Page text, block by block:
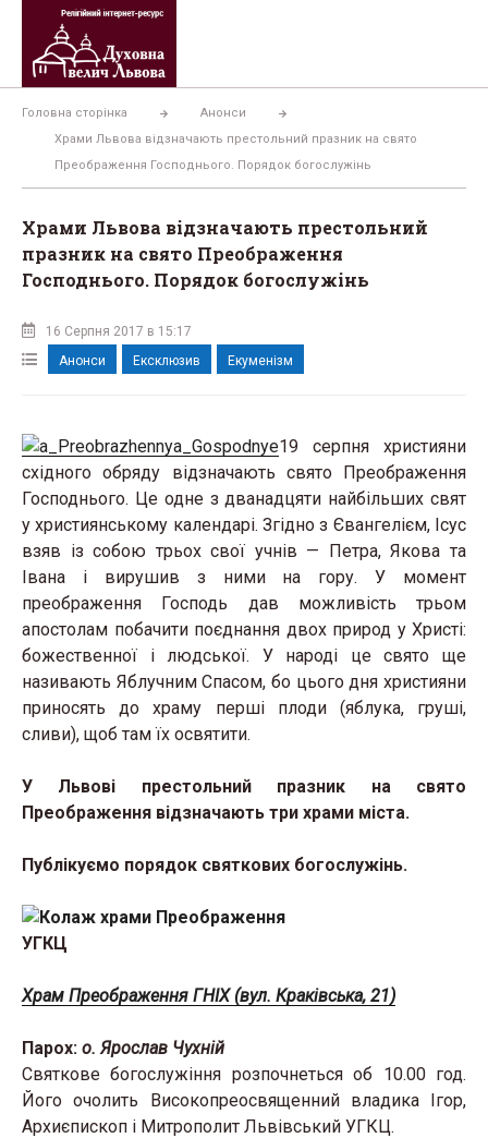
Перейти
вмісту
Головна сторінка
Анонси
Храми Львова відзначають престольний празник на свято
Преображення Господнього. Порядок богослужінь
Храми Львова відзначають престольний
празник на свято Преображення
Господнього. Порядок богослужінь
16 Серпня 2017 в 15:17
Анонси
Ексклюзив Екуменізм
19 серпня християни
східного обряду відзначають свято Преображення
Господнього. Це одне з дванадцяти найбільших свят
у християнському календарі. Згідно з Євангелієм, Ісус
взяв із собою трьох свої учнів — Петра, Якова та
Івана і вирушив з ними на гору. У момент
преображення Господь дав можливість трьом
апостолам побачити поєднання двох природ у Христі:
божественної і людської. У народі це свято ще
називають Яблучним Спасом, бо цього дня християни
приносять до храму перші плоди (яблука, груші,
сливи), щоб там їх освятити.
У Львові престольний празник на свято
Преображення відзначають три храми міста.
Публікуємо порядок святкових богослужінь.
УГКЦ
Храм Преображення ГНІХ (вул. Краківська, 21)
Парох: о. Ярослав Чухній
Святкове богослужіння розпочнеться об 10.00 год.
Його очолить Високопреосвященний владика Ігор,
Архиєпископ і Митрополит Львівський УГКЦ.